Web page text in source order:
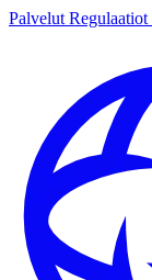
Palvelut Regulaatiot